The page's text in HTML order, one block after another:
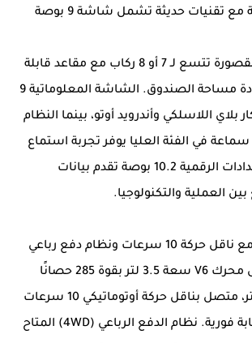
2- مقصورة واسعة مع تقنيات حديثة تشمل شاشة 9 بوصة
السيارة مجهزة بمقصورة تتسع لـ 7 أو 8 ركاب مع مقاعد قابلة
للطي (60/40) لزيادة مساحة الصندوق. الشاشة المعلوماتية 9
بلاي اللاسلكي وأندرويد أوتو، بينما النظام
الصوتي BOSE بـ 12 سماعة في الفئة العليا يوفر تجربة استماع
مميزة. شاشة العدادات الرقمية 10.2 بوصة تقدم بيانات
العملية والتكنولوجيا.
تعتمد السيارة على محرك V6 سعة 3.5 لتر بقوة 285 حصانًا
وعزم 355 نيوتن.متر، متصل بناقل حركة أوتوماتيكي 10 سرعات
سلس يوفر استجابة فورية. نظام الدفع الرباعي (4WD) المتاح